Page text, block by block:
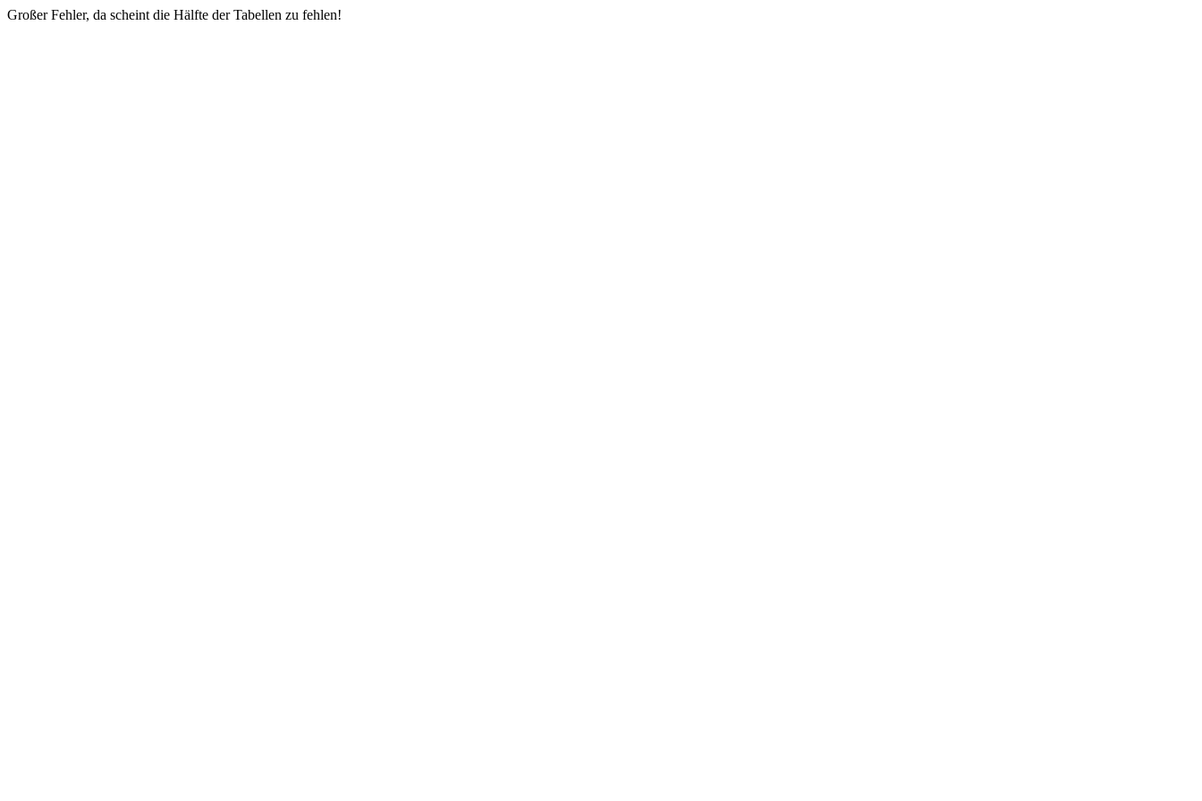
Großer Fehler, da scheint die Hälfte der Tabellen zu fehlen!